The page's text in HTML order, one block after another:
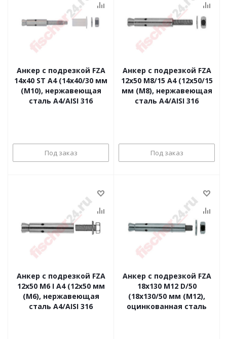
Анкер с подрезкой FZA
14x40 ST A4 (14x40/30 мм
(M10), нержавеющая
сталь A4/AISI 316
Под заказ
Анкер с подрезкой FZA
12x50 M8/15 A4 (12x50/15
мм (M8), нержавеющая
сталь A4/AISI 316
Под заказ
Анкер с подрезкой FZA
12x50 M6 I A4 (12x50 мм
(M6), нержавеющая
сталь A4/AISI 316
Анкер с подрезкой FZA
18x130 M12 D/50
(18x130/50 мм (M12),
оцинкованная сталь